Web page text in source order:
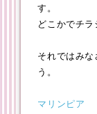
す。
どこかでチラ
それではみな
う。
マリンピア